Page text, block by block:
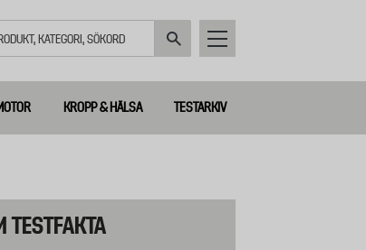
KROPP & HÄLSA TESTARKIV
TESTFAKTA